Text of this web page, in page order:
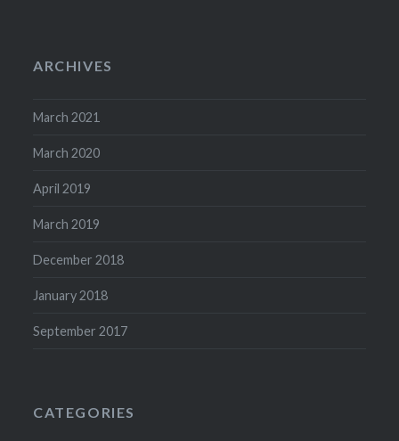
ARCHIVES
March 2021
March 2020
April 2019
March 2019
December 2018
January 2018
September 2017
CATEGORIES